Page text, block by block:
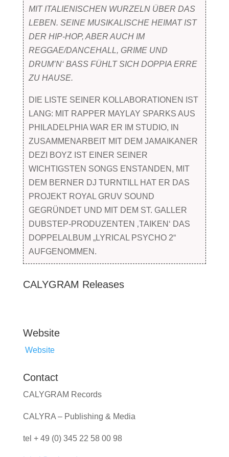
MIT ITALIENISCHEN WURZELN ÜBER DAS
LEBEN. SEINE MUSIKALISCHE HEIMAT IST
DER HIP-HOP, ABER AUCH IM
REGGAE/DANCEHALL, GRIME UND
DRUM’N‘ BASS FÜHLT SICH DOPPIA ERRE
ZU HAUSE.
DIE LISTE SEINER KOLLABORATIONEN IST
LANG: MIT RAPPER MAYLAY SPARKS AUS
PHILADELPHIA WAR ER IM STUDIO, IN
ZUSAMMENARBEIT MIT DEM JAMAIKANER
DEZI BOYZ IST EINER SEINER
WICHTIGSTEN SONGS ENSTANDEN, MIT
DEM BERNER DJ TURNTILL HAT ER DAS
PROJEKT ROYAL GRUV SOUND
GEGRÜNDET UND MIT DEM ST. GALLER
DUBSTEP-PRODUZENTEN ‚TAIKEN‘ DAS
DOPPELALBUM „LYRICAL PSYCHO 2“
AUFGENOMMEN.
CALYGRAM Releases
Website
Website
Contact
CALYGRAM Records
CALYRA – Publishing & Media
tel + 49 (0) 345 22 58 00 98